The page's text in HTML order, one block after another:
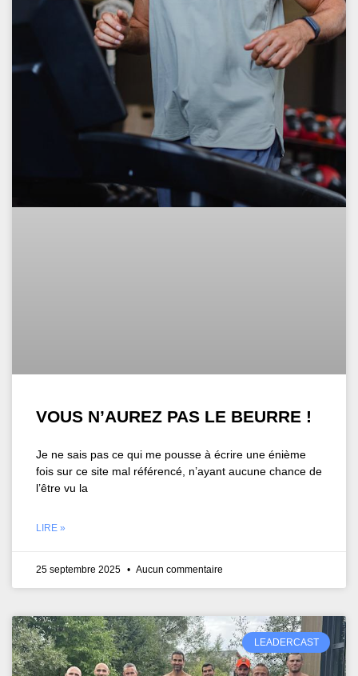
VOUS N’AUREZ PAS LE BEURRE !
Je ne sais pas ce qui me pousse à écrire une énième
fois sur ce site mal référencé, n’ayant aucune chance de
l’être vu la
LIRE »
25 septembre 2025 Aucun commentaire
LEADERCAST